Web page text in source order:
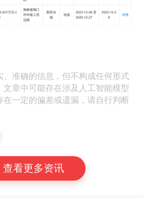
准确的信息，但不构成任何形式
章中可能存在涉及人工智能模型
一定的偏差或遗漏，请自行判断
查看更多资讯